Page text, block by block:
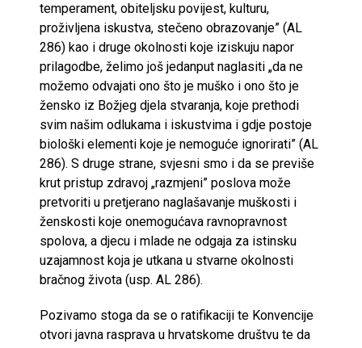
temperament, obiteljsku povijest, kulturu,
proživljena iskustva, stečeno obrazovanje” (AL
286) kao i druge okolnosti koje iziskuju napor
prilagodbe, želimo još jedanput naglasiti „da ne
možemo odvajati ono što je muško i ono što je
žensko iz Božjeg djela stvaranja, koje prethodi
svim našim odlukama i iskustvima i gdje postoje
biološki elementi koje je nemoguće ignorirati” (AL
286). S druge strane, svjesni smo i da se previše
krut pristup zdravoj „razmjeni” poslova može
pretvoriti u pretjerano naglašavanje muškosti i
ženskosti koje onemogućava ravnopravnost
spolova, a djecu i mlade ne odgaja za istinsku
uzajamnost koja je utkana u stvarne okolnosti
bračnog života (usp. AL 286).
Pozivamo stoga da se o ratifikaciji te Konvencije
otvori javna rasprava u hrvatskome društvu te da